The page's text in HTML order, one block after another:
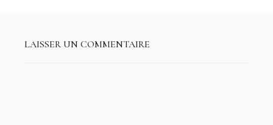
LAISSER UN COMMENTAIRE